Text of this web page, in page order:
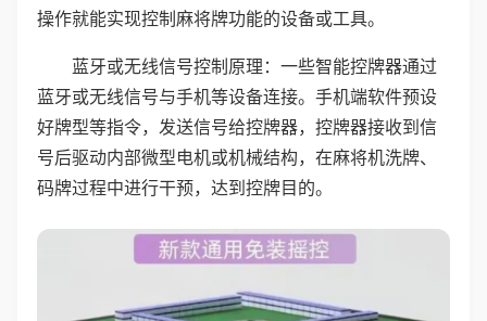
操作就能实现控制麻将牌功能的设备或工具。
蓝牙或无线信号控制原理：一些智能控牌器通过
蓝牙或无线信号与手机等设备连接。手机端软件预设
好牌型等指令，发送信号给控牌器，控牌器接收到信
号后驱动内部微型电机或机械结构，在麻将机洗牌、
码牌过程中进行干预，达到控牌目的。